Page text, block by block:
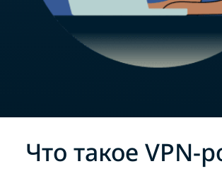
Что такое VPN-